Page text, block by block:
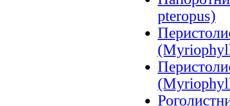
pteropus)